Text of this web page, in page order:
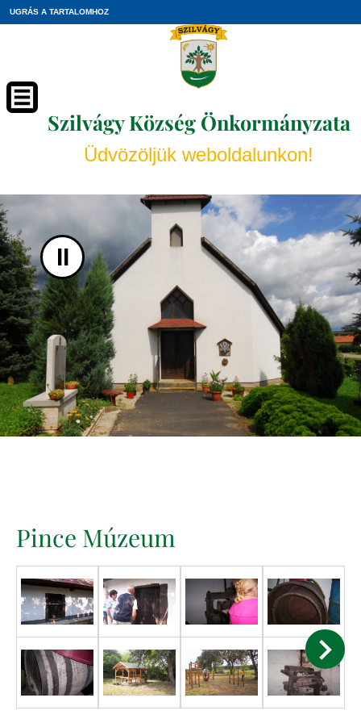
UGRÁS A TARTALOMHOZ
Szilvágy Község Önkormányzata
Üdvözöljük weboldalunkon!
II
Pince Múzeum